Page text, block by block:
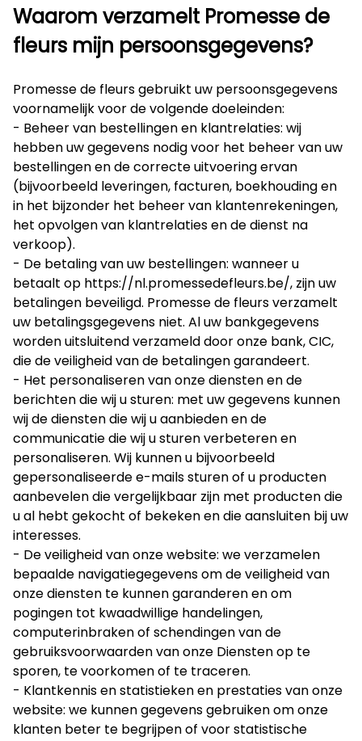
Waarom verzamelt Promesse de
fleurs mijn persoonsgegevens?
Promesse de fleurs gebruikt uw persoonsgegevens
voornamelijk voor de volgende doeleinden:
- Beheer van bestellingen en klantrelaties: wij
hebben uw gegevens nodig voor het beheer van uw
bestellingen en de correcte uitvoering ervan
(bijvoorbeeld leveringen, facturen, boekhouding en
in het bijzonder het beheer van klantenrekeningen,
het opvolgen van klantrelaties en de dienst na
verkoop).
- De betaling van uw bestellingen: wanneer u
betaalt op https://nl.promessedefleurs.be/, zijn uw
betalingen beveiligd. Promesse de fleurs verzamelt
uw betalingsgegevens niet. Al uw bankgegevens
worden uitsluitend verzameld door onze bank, CIC,
die de veiligheid van de betalingen garandeert.
- Het personaliseren van onze diensten en de
berichten die wij u sturen: met uw gegevens kunnen
wij de diensten die wij u aanbieden en de
communicatie die wij u sturen verbeteren en
personaliseren. Wij kunnen u bijvoorbeeld
gepersonaliseerde e-mails sturen of u producten
aanbevelen die vergelijkbaar zijn met producten die
u al hebt gekocht of bekeken en die aansluiten bij uw
interesses.
- De veiligheid van onze website: we verzamelen
bepaalde navigatiegegevens om de veiligheid van
onze diensten te kunnen garanderen en om
pogingen tot kwaadwillige handelingen,
computerinbraken of schendingen van de
gebruiksvoorwaarden van onze Diensten op te
sporen, te voorkomen of te traceren.
- Klantkennis en statistieken en prestaties van onze
website: we kunnen gegevens gebruiken om onze
klanten beter te begrijpen of voor statistische